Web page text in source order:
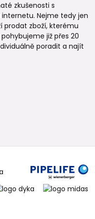
zkušenosti s
Nejme tedy jen
prodat zboží, kterému
již přes 20
poradit a najít